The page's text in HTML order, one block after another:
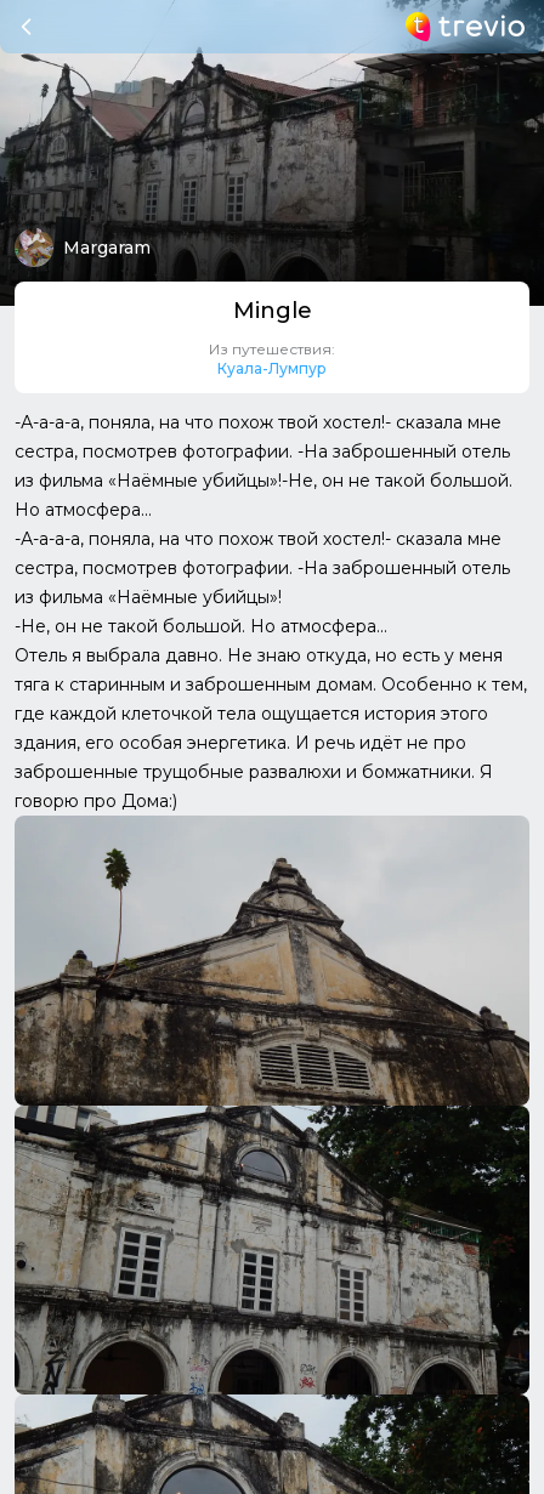
Margaram
Mingle
Из путешествия:
Куала-Лумпур
-А-а-а-а, поняла, на что похож твой хостел!- сказала мне
сестра, посмотрев фотографии. -На заброшенный отель
из фильма «Наёмные убийцы»!-Не, он не такой большой.
Но атмосфера...
-А-а-а-а, поняла, на что похож твой хостел!- сказала мне
сестра, посмотрев фотографии. -На заброшенный отель
из фильма «Наёмные убийцы»!
-Не, он не такой большой. Но атмосфера...
Отель я выбрала давно. Не знаю откуда, но есть у меня
тяга к старинным и заброшенным домам. Особенно к тем,
где каждой клеточкой тела ощущается история этого
здания, его особая энергетика. И речь идёт не про
заброшенные трущобные развалюхи и бомжатники. Я
говорю про Дома:)